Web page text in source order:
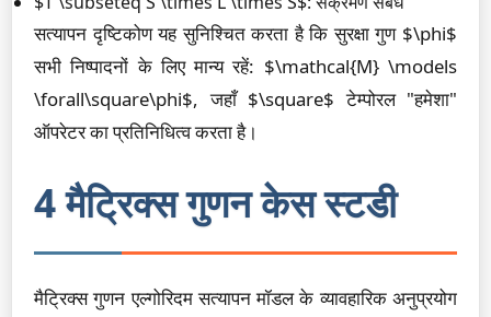
सत्यापन दृष्टिकोण यह सुनिश्चित करता है कि सुरक्षा गुण $\phi$
सभी निष्पादनों के लिए मान्य रहें: $\mathcal{M} \models
\forall\square\phi$, जहाँ $\square$ टेम्पोरल "हमेशा"
ऑपरेटर का प्रतिनिधित्व करता है।
4 मैट्रिक्स गुणन केस स्टडी
मैट्रिक्स गुणन एल्गोरिदम सत्यापन मॉडल के व्यावहारिक अनुप्रयोग